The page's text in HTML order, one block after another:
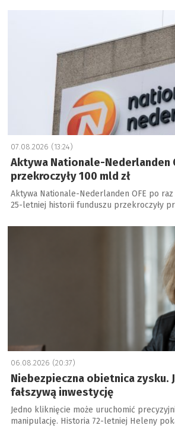
07.08.2026 (13:24)
Aktywa Nationale-Nederlanden
przekroczyły 100 mld zł
Aktywa Nationale-Nederlanden OFE po
25-letniej historii funduszu przekroczyły
a
06.08.2026 (20:37)
Niebezpieczna obietnica zysku.
fałszywą inwestycję
Jedno kliknięcie może uruchomić
manipulację. Historia 72-letniej Heleny